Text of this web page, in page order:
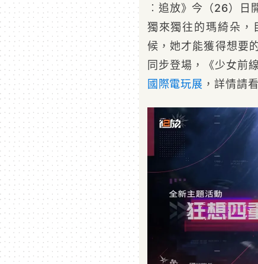
︰追放》今（26）日
獨來獨往的瑪綺朵，
候，她才能獲得想要
同步登場，《少女前
國際電玩展 ，詳情請